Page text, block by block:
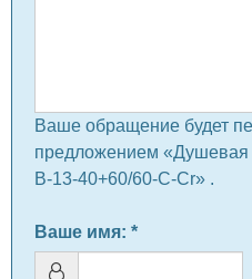
Ваше обращение будет
предложением «Душевая
B-13-40+60/60-C-Cr» .
Ваше имя: *